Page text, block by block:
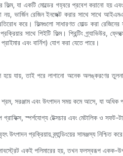
যা একটি মোল্ডের গহ্বরে প্রবেশ করানো হয়
ভার্জিন রেজিন ইনজেক্ট করার সাথে সাথে
করে। ফিল্মগুলো সাধারণত মোল্ড করা
সাথে পিইটি ফিল্ম। প্রিন্টিং গ্র্যাভিউর,
এবং বার্নিশ) যোগ করা যেতে পারে।
হয়ে যায়, তাই পরে লাগানো অনেক অলঙ্করণের
সরঞ্জাম এবং উৎপাদন সময় কমে আসে, যা অধিক
স্পর্শযোগ্য টেক্সচার এবং মেটালিক ও
প্রক্রিয়ায় ব্র্যান্ডিংয়ের সামঞ্জস্য নিশ্চিত
একই পলিমারের হয়, তখন ফলস্বরূপ একক-